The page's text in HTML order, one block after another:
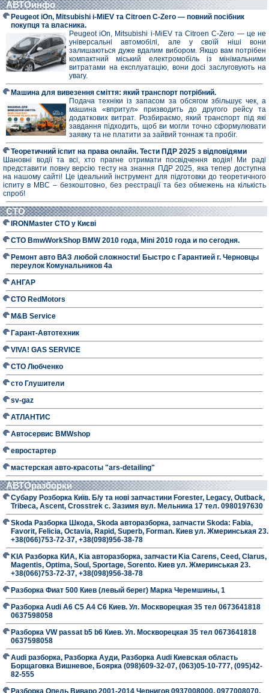
АВТОинфо
Peugeot iOn, Mitsubishi i-MiEV та Citroen C-Zero — повний посібник
покупця та власника.
Peugeot iOn, Mitsubishi i-MiEV та Citroen C-Zero — це не
універсальні автомобілі, але у своїй ніші вони
залишаються дуже вдалим вибором. Якщо вам потрібен
компактний міський електромобіль із мінімальними
витратами на експлуатацію, вони досі заслуговують на
увагу.
Машина для вивезення сміття: який транспорт потрібний.
Подача техніки із запасом за обсягом збільшує чек, а
машина «впритул» призводить до другого рейсу та
додаткових витрат. Розбираємо, який транспорт під які
завдання підходить, щоб ви могли точно сформулювати
заявку та не платити за зайвий тоннаж та пробіг.
Теоретичний іспит на права онлайн. Тести ПДР 2025 з відповідями
Шановні водії та всі, хто прагне отримати посвідчення водія! Ми раді
представити повну версію тесту на знання ПДР 2025, яка тепер доступна
на нашому сайті! Це ідеальний інструмент для підготовки до теоретичного
іспиту в МВС – безкоштовно, без реєстрації та без обмежень на кількість
спроб!
СТО
IRONMaster СТО у Києві
СТО BmwWorkShop BMW 2010 года, Mini 2010 года и по сегодня.
Ремонт авто ВАЗ любой сложности! Быстро с Гарантией г. Черновцы
переулок Комунальников 4а
АНГАР
СТО RedMotors
M&B Service
Гарант-Автотехник
VIVA! GAS SERVICE
СТО Любченко
сто Глушители
sv-gaz
АТЛАНТИС
Автосервис BMWshop
евростартер
мастерская авто-красоты "ars-detailing"
АВТОразборки
Субару Розборка Київ. Б/у та нові запчастини Forester, Legacy, Outback,
Tribeca, Ascent, Crosstrek с. Зазимя вул. Мельника 17 тел. 0980197630
Skoda Разборка Шкода, Skoda авторазборка, запчасти Skoda: Fabia,
Favorit, Felicia, Octavia, Rapid, Superb, Forman. Киев ул. Жмеринськая 23.
+38(066)753-72-37, +38(098)956-38-78
KIA Разборка КИА, Kia авторазборка, запчасти Kia Carens, Ceed, Clarus,
Magentis, Optima, Soul, Sportage, Sorento. Киев ул. Жмеринськая 23.
+38(066)753-72-37, +38(098)956-38-78
Разборка Фиат 500 Киев (левый берег) Марка Черемшины, 1
Разборка Audi A6 C5 A4 C6 Киев. Ул. Москворецкая 35 тел 0673641818
0637598058
Разборка VW passat b5 b6 Киев. Ул. Москворецкая 35 тел 0673641818
0637598058
Audi разборка, Разборка Ауди, Разборка Audi Киевская область
Борщаговка Вишневое, Боярка (098)609-32-07, (063)05-10-777, (095)42-
82-555